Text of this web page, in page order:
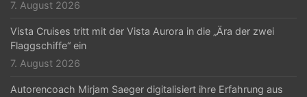
7. August 2026
Vista Cruises tritt mit der Vista Aurora in die „Ära der zwei
Flaggschiffe“ ein
7. August 2026
Autorencoach Mirjam Saeger digitalisiert ihre Erfahrung aus